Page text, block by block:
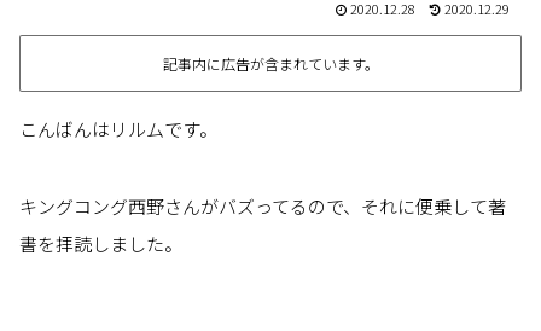
2020.12.28 2020.12.29
記事内に広告が含まれています。
こんばんはリルムです。
キングコング西野さんがバズってるので、それに便乗して著
書を拝読しました。